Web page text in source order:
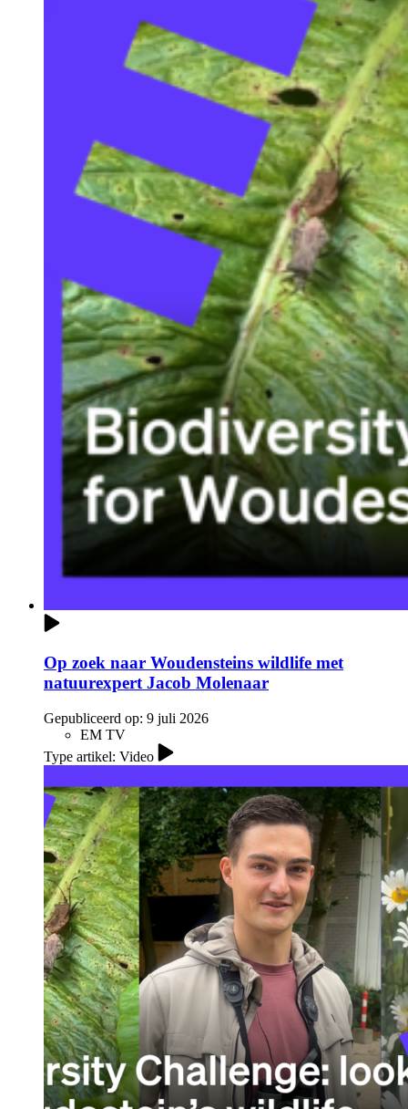
Op zoek naar Woudensteins wildlife met
natuurexpert Jacob Molenaar
Gepubliceerd op: 9 juli 2026
EM TV
Type artikel: Video